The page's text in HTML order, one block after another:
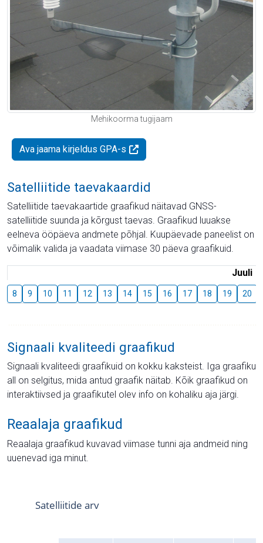
Mehikoorma tugijaam
Ava jaama kirjeldus GPA-s
Satelliitide taevakaardid
Satelliitide taevakaartide graafikud näitavad GNSS-
satelliitide suunda ja kõrgust taevas. Graafikud luuakse
eelneva ööpäeva andmete põhjal. Kuupäevade paneelist on
võimalik valida ja vaadata viimase 30 päeva graafikuid.
Juuli
8 9 10 11 12 13 14 15 16 17 18 19 20
Signaali kvaliteedi graafikud
Signaali kvaliteedi graafikuid on kokku kaksteist. Iga graafiku
all on selgitus, mida antud graafik näitab. Kõik graafikud on
interaktiivsed ja graafikutel olev info on kohaliku aja järgi.
Reaalaja graafikud
Reaalaja graafikud kuvavad viimase tunni aja andmeid ning
uuenevad iga minut.